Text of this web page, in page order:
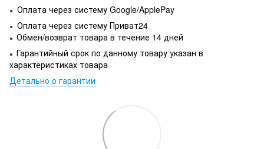
● Оплата через систему Google/ApplePay
● Оплата через систему Приват24
● Обмен/возврат товара в течение 14 дней
● Гарантийный срок по данному товару указан в
характеристиках товара
Детально о гарантии